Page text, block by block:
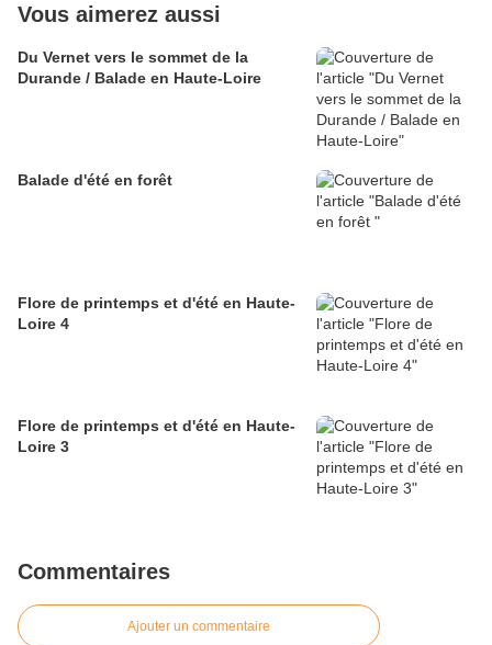
Vous aimerez aussi
Du Vernet vers le sommet de la
Durande / Balade en Haute-Loire
Balade d'été en forêt
Flore de printemps et d'été en Haute-
Loire 4
Flore de printemps et d'été en Haute-
Loire 3
Commentaires
Ajouter un commentaire